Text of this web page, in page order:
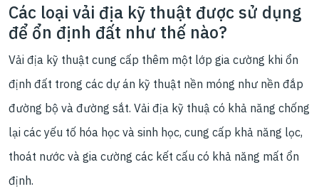
Các loại vải địa kỹ thuật được sử dụng
để ổn định đất như thế nào?
Vải địa kỹ thuật cung cấp thêm một lớp gia cường khi ổn
định đất trong các dự án kỹ thuật nền móng như nền đắp
đường bộ và đường sắt. Vải địa kỹ thuậ có khả năng chống
lại các yếu tố hóa học và sinh học, cung cấp khả năng lọc,
thoát nước và gia cường các kết cấu có khả năng mất ổn
định.